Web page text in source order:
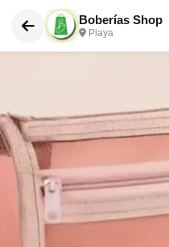
Boberías Shop
Playa